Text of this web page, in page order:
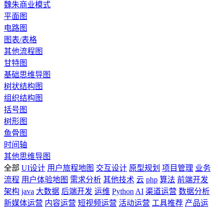
魏朱商业模式
平面图
电路图
图表/表格
其他流程图
甘特图
基础思维导图
树状结构图
组织结构图
括号图
树形图
鱼骨图
时间轴
其他思维导图
全部 UI设计 用户旅程地图 交互设计 原型规划 项目管理 业务
流程 用户体验地图 需求分析 其他技术 云 php 算法 前端开发
架构 java 大数据 后端开发 运维 Python AI 渠道运营 数据分析
新媒体运营 内容运营 短视频运营 活动运营 工具推荐 产品运